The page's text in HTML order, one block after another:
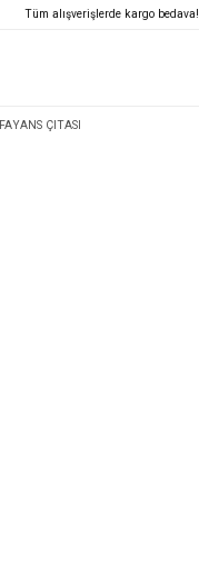
Tüm alışverişlerde kargo bedava!
FAYANS ÇITASI